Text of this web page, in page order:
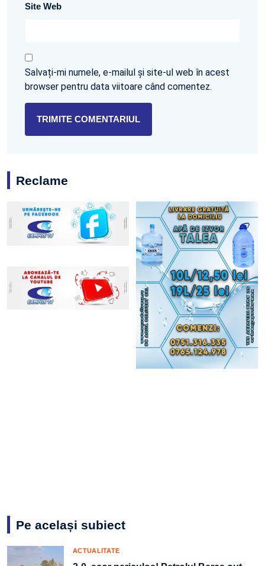
Site Web
Salvați-mi numele, e-mailul și site-ul web în acest
browser pentru data viitoare când comentez.
Reclame
Pe același subiect
ACTUALITATE